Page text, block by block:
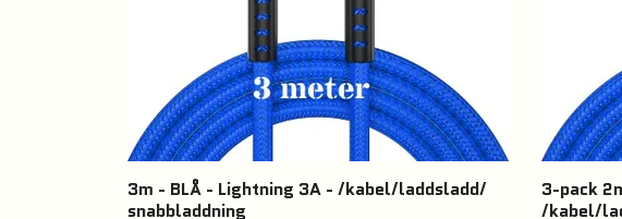
3m - BLÅ - Lightning 3A - /kabel/laddsladd/
snabbladdning
3-pack
/kabel/